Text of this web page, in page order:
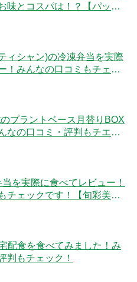
味とコスパは！？【パッと
ィシャン)の冷凍弁当を実際
！みんなの口コミもチェッ
プラントベース月替りBOX
なの口コミ・評判もチエッ
を実際に食べてレビュー！
チェックです！【旬彩美
配食を食べてみました！み
判もチェック！